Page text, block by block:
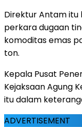
Direktur Antam itu
perkara dugaan
komoditas emas
ton.
Kepala Pusat
Kejaksaan Agung
itu dalam
ADVERTISEMENT